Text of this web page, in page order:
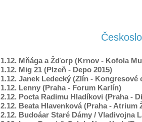
1.12. Mňága a Žďorp (Krnov - Kofola
1.12. Mig 21 (Plzeň - Depo 2015)
1.12. Janek Ledecký (Zlín - Kongresové
1.12. Lenny (Praha - Forum Karlín)
2.12. Pocta Radimu Hladíkovi (Praha -
2.12. Beata Hlavenková (Praha - Atrium
2.12. Budoáar Staré Dámy / Vladivojna